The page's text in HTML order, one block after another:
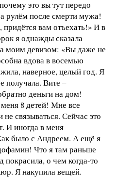
это вы тут передо
рулём после смерти мужа!
придётся вам отъехать!» И в
я однажды сказала
моим девизом: «Вы даже не
вдова в восемью
наверное, целый год. Я
получала. Вите –
деньги на дом!
8 детей! Мне все
связываться. Сейчас это
И иногда в меня
было с Андреем. А ещё я
Что я там раньше
покрасила, о чем когда-то
Я накупила вещей.